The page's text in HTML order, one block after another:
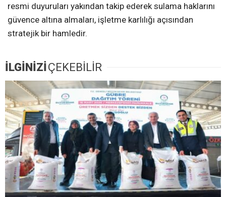
resmi duyuruları yakından takip ederek sulama haklarını
güvence altına almaları, işletme karlılığı açısından
stratejik bir hamledir.
İLGİNİZİÇEKEBİLİR